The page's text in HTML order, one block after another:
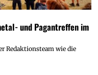
und Pagantreffen im
Redaktionsteam wie die